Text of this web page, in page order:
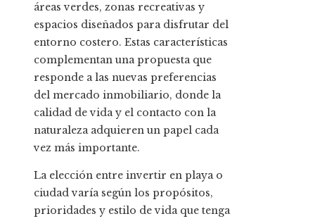
áreas verdes, zonas recreativas y
espacios diseñados para disfrutar del
entorno costero. Estas características
complementan una propuesta que
responde a las nuevas preferencias
del mercado inmobiliario, donde la
calidad de vida y el contacto con la
naturaleza adquieren un papel cada
vez más importante.
La elección entre invertir en playa o
ciudad varía según los propósitos,
prioridades y estilo de vida que tenga